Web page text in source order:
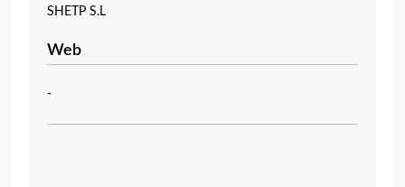
SHETP S.L
Web
-